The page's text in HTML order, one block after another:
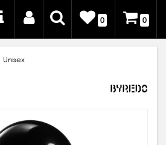
0 0
Unisex